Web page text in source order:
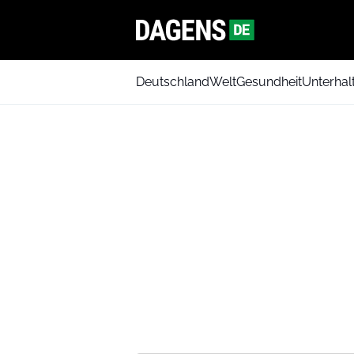
DeutschlandWeltGesundheit